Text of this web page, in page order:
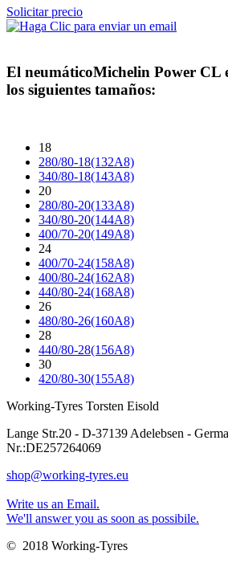
Solicitar precio
El neumáticoMichelin Power CL
los siguientes tamaños:
18
280/80-18(132A8)
340/80-18(143A8)
20
280/80-20(133A8)
340/80-20(144A8)
400/70-20(149A8)
24
400/70-24(158A8)
400/80-24(162A8)
440/80-24(168A8)
26
480/80-26(160A8)
28
440/80-28(156A8)
30
420/80-30(155A8)
Working-Tyres Torsten Eisold
Lange Str.20 - D-37139 Adelebsen -
Nr.:DE257264069
shop@working-tyres.eu
Write us an Email.
We'll answer you as soon as possibile.
© 2018 Working-Tyres